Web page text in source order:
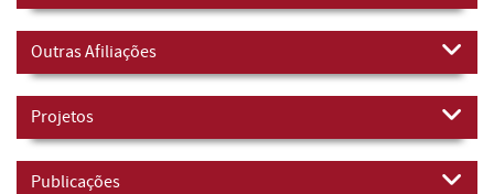
Outras Afiliações
Projetos
Publicações